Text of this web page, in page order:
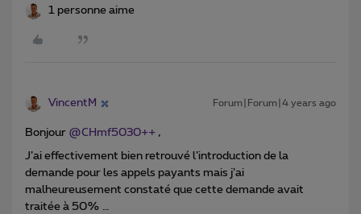
1 personne aime
VincentM Forum|Forum|4 years ago
Bonjour @CHmf5030++ ,
J’ai effectivement bien retrouvé l’introduction de la
demande pour les appels payants mais j’ai
malheureusement constaté que cette demande avait
traitée à 50% …